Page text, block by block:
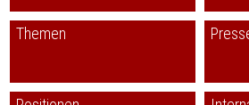
Vom 15.-17. Mai 2011 fand in Bogota,
American regional integration" statt. Das
Themen